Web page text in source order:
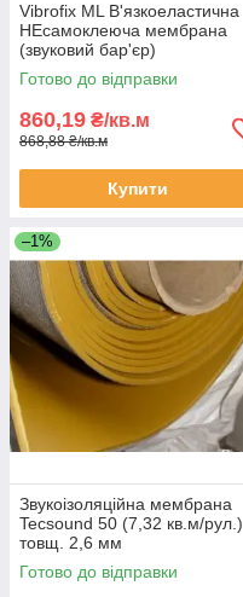
Vibrofix ML В'язкоеластична
НЕсамоклеюча мембрана
(звуковий бар'єр)
1,2*1,2м*2,6мм
Готово до відправки
860,19 ₴/кв.м
868,88 ₴/кв.м
Купити
–1%
Звукоізоляційна мембрана
Tecsound 50 (7,32 кв.м/рул.)
товщ. 2,6 мм
Готово до відправки